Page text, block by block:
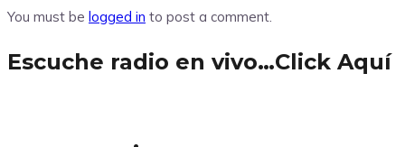
You must be logged in to post a comment.
Escuche radio en vivo…Click Aquí